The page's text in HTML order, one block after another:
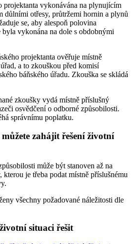
projektanta vykonávána na plynujícím
důlními otřesy, průtržemi hornin a plynů
se, aby alespoň polovina
byla vykonána na dole s obdobnými
projektanta ověřuje místně
a to zkouškou před komisí
báňského úřadu. Zkouška se skládá
zkoušky vydá místně příslušný
osvědčení o odborné způsobilosti.
správnímu poplatku.
zahájit řešení životní
může být stanoven až na
kterou je třeba podat místně příslušnému
všechny požadované náležitosti dle
situaci řešit